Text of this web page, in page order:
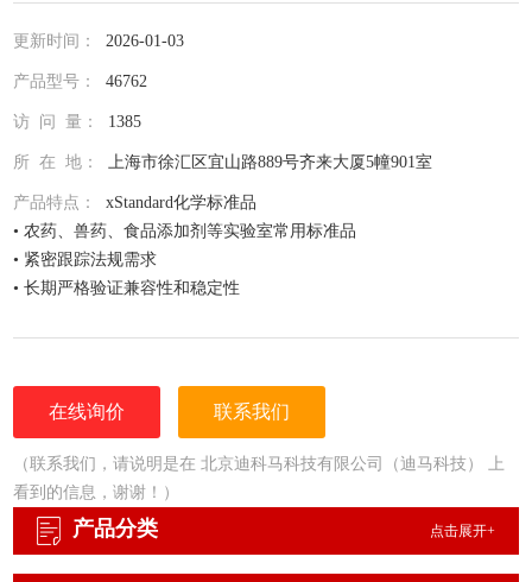
更新时间：2026-01-03
产品型号：46762
访 问 量： 1385
所 在 地：上海市徐汇区宜山路889号齐来大厦5幢901室
产品特点：xStandard化学标准品
• 农药、兽药、食品添加剂等实验室常用标准品
• 紧密跟踪法规需求
• 长期严格验证兼容性和稳定性
• 详尽的分析证书（COA）
• 更为人性化的小包装量，利于保存，节约成本
在线询价 联系我们
（联系我们，请说明是在 北京迪科马科技有限公司（迪马科技） 上
看到的信息，谢谢！）
产品分类 点击展开+